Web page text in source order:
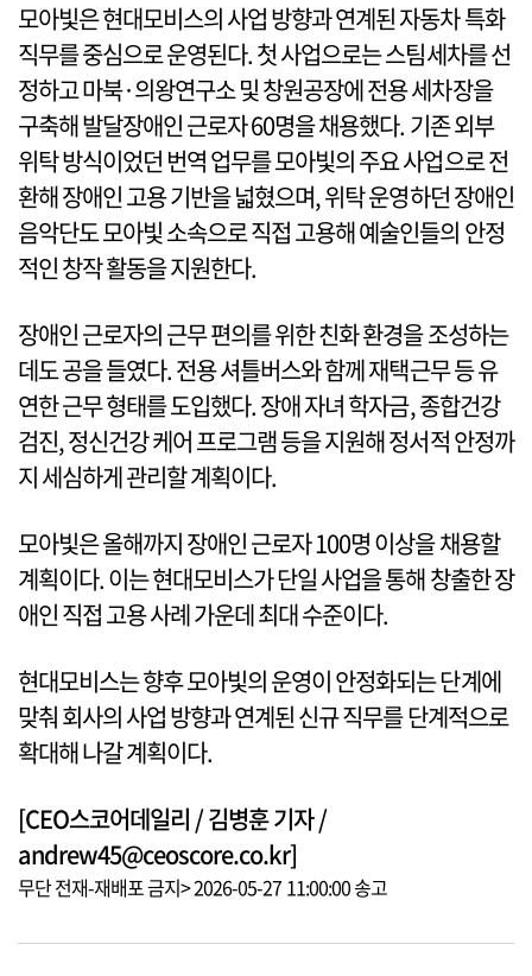
모아빛은 현대모비스의 사업 방향과 연계된 자동차 특화
직무를 중심으로 운영된다. 첫 사업으로는 스팀세차를 선
정하고 마북·의왕연구소 및 창원공장에 전용 세차장을
구축해 발달장애인 근로자 60명을 채용했다. 기존 외부
위탁 방식이었던 번역 업무를 모아빛의 주요 사업으로 전
환해 장애인 고용 기반을 넓혔으며, 위탁 운영하던 장애인
음악단도 모아빛 소속으로 직접 고용해 예술인들의 안정
적인 창작 활동을 지원한다.
장애인 근로자의 근무 편의를 위한 친화 환경을 조성하는
데도 공을 들였다. 전용 셔틀버스와 함께 재택근무 등 유
연한 근무 형태를 도입했다. 장애 자녀 학자금, 종합건강
검진, 정신건강 케어 프로그램 등을 지원해 정서적 안정까
지 세심하게 관리할 계획이다.
모아빛은 올해까지 장애인 근로자 100명 이상을 채용할
계획이다. 이는 현대모비스가 단일 사업을 통해 창출한 장
애인 직접 고용 사례 가운데 최대 수준이다.
현대모비스는 향후 모아빛의 운영이 안정화되는 단계에
맞춰 회사의 사업 방향과 연계된 신규 직무를 단계적으로
확대해 나갈 계획이다.
[CEO스코어데일리 / 김병훈 기자 /
andrew45@ceoscore.co.kr]
무단 전재-재배포 금지> 2026-05-27 11:00:00 송고